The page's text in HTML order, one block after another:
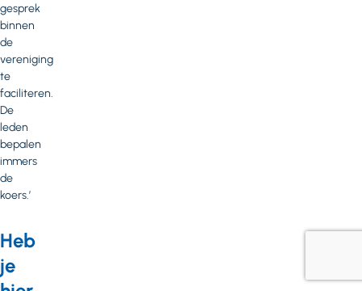
gesprek
binnen
de
vereniging
te
faciliteren.
De
leden
bepalen
immers
de
koers.’
Heb
je